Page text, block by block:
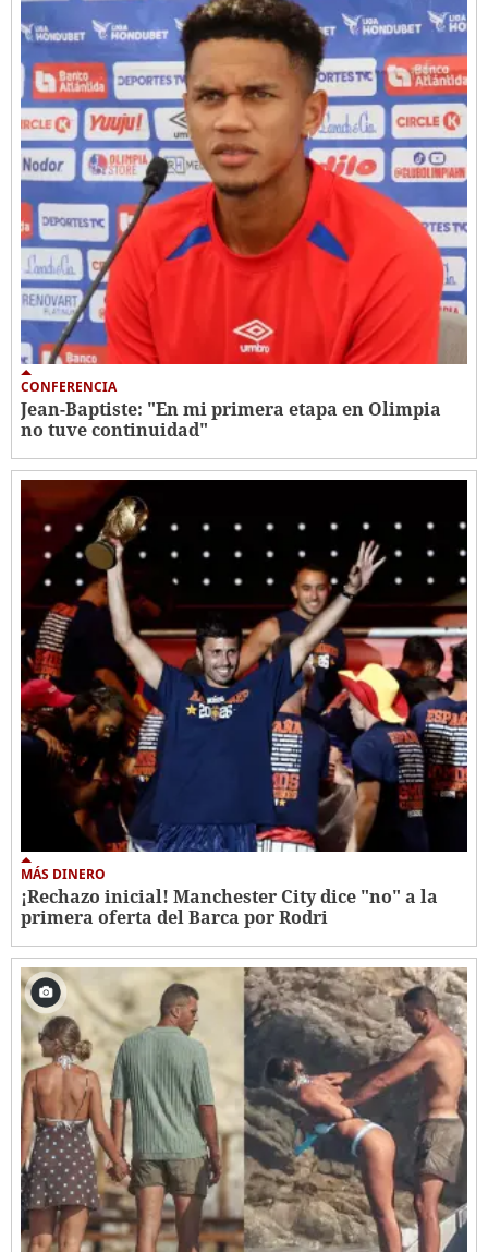
CONFERENCIA
Jean-Baptiste: "En mi primera etapa en Olimpia
no tuve continuidad"
MÁS DINERO
¡Rechazo inicial! Manchester City dice "no" a la
primera oferta del Barca por Rodri